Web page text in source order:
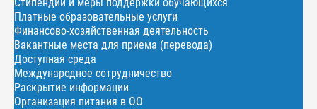
Платные образовательные услуги
Финансово-хозяйственная деятельность
Вакантные места для приема (перевода)
Доступная среда
Международное сотрудничество
Раскрытие информации
Организация питания в ОО